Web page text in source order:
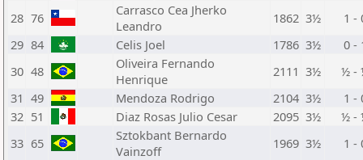
28 76
Carrasco Cea Jherko
Leandro
1862 3½
1 -
29 84 Celis Joel 1786 3½
0 -
30 48
Oliveira Fernando
Henrique
2111 3½
½ -
31 49 Mendoza Rodrigo 2104 3½
1 -
32 51 Diaz Rosas Julio Cesar 2095 3½
½ -
33 65
Sztokbant Bernardo
Vainzoff
1969 3½
1 -